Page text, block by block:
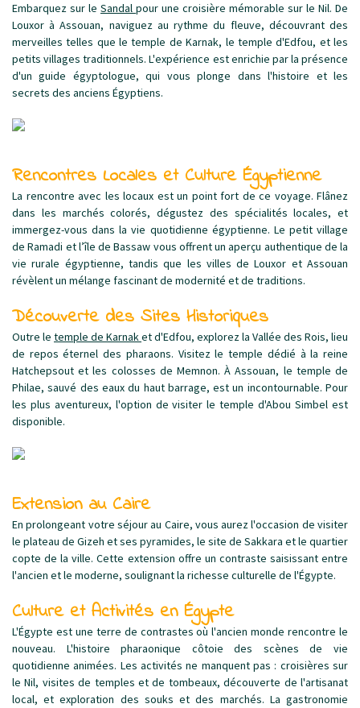
Embarquez sur le Sandal pour une croisière mémorable sur le Nil. De
Louxor à Assouan, naviguez au rythme du fleuve, découvrant des
merveilles telles que le temple de Karnak, le temple d'Edfou, et les
petits villages traditionnels. L'expérience est enrichie par la présence
d'un guide égyptologue, qui vous plonge dans l'histoire et les
secrets des anciens Égyptiens.
Rencontres Locales et Culture Égyptienne
La rencontre avec les locaux est un point fort de ce voyage. Flânez
dans les marchés colorés, dégustez des spécialités locales, et
immergez-vous dans la vie quotidienne égyptienne. Le petit village
de Ramadi et l’île de Bassaw vous offrent un aperçu authentique de la
vie rurale égyptienne, tandis que les villes de Louxor et Assouan
révèlent un mélange fascinant de modernité et de traditions.
Découverte des Sites Historiques
Outre le temple de Karnaket d'Edfou, explorez la Vallée des Rois, lieu
de repos éternel des pharaons. Visitez le temple dédié à la reine
Hatchepsout et les colosses de Memnon. À Assouan, le temple de
Philae, sauvé des eaux du haut barrage, est un incontournable. Pour
les plus aventureux, l'option de visiter le temple d'Abou Simbel est
disponible.
Extension au Caire
En prolongeant votre séjour au Caire, vous aurez l'occasion de visiter
le plateau de Gizeh et ses pyramides, le site de Sakkara et le quartier
copte de la ville. Cette extension offre un contraste saisissant entre
l'ancien et le moderne, soulignant la richesse culturelle de l'Égypte.
Culture et Activités en Égypte
L'Égypte est une terre de contrastes où l'ancien monde rencontre le
nouveau. L'histoire pharaonique côtoie des scènes de vie
quotidienne animées. Les activités ne manquent pas : croisières sur
le Nil, visites de temples et de tombeaux, découverte de l'artisanat
local, et exploration des souks et des marchés. La gastronomie